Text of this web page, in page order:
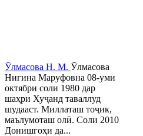
Ӯлмасова Н. М. Ӯлмасова
Нигина Маруфовна 08-уми
октябри соли 1980 дар
шаҳри Хуҷанд таваллуд
шудааст. Миллаташ тоҷик,
маълумоташ олӣ. Соли 2010
Донишгоҳи да...